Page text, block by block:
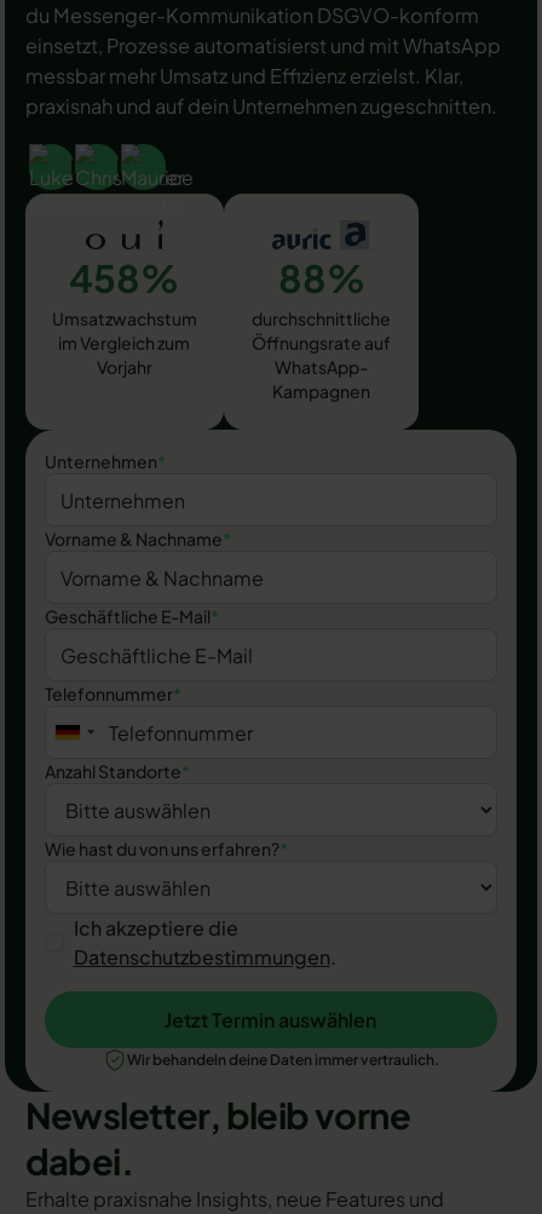
du Messenger-Kommunikation DSGVO-konform
einsetzt, Prozesse automatisierst und mit WhatsApp
messbar mehr Umsatz und Effizienz erzielst. Klar,
praxisnah und auf dein Unternehmen zugeschnitten.
458%
Umsatzwachstum
im Vergleich zum
Vorjahr
88%
durchschnittliche
Öffnungsrate auf
WhatsApp-
Kampagnen
Unternehmen*
Vorname & Nachname*
Geschäftliche E-Mail*
Telefonnummer*
Anzahl Standorte*
Wie hast du von uns erfahren?*
Ich akzeptiere die
Datenschutzbestimmungen.
Jetzt Termin auswählen
Jetzt Termin auswählen
Wir behandeln deine Daten immer vertraulich.
Newsletter, bleib vorne
dabei.
Erhalte praxisnahe Insights, neue Features und